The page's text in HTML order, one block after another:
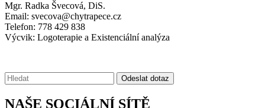
Mgr. Radka Švecová, DiS.
Email: svecova@chytrapece.cz
Telefon: 778 429 838
Výcvik: Logoterapie a Existenciální analýza
Vyhledávání: Odeslat dotaz
NAŠE SOCIÁLNÍ SÍTĚ